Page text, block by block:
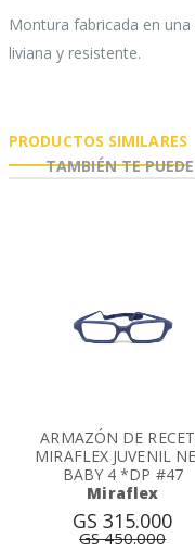
Montura fabricada en
liviana y resistente.
PRODUCTOS SIMILARES
TAMBIÉN TE
ARMAZÓN DE
MIRAFLEX JUVENIL
BABY 4 *DP #47
Miraflex
GS 315.000
GS 450.000